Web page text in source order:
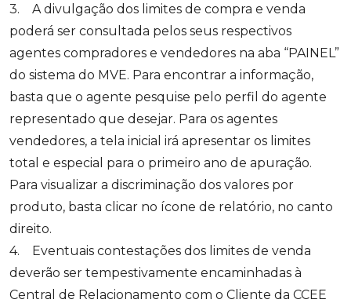
3. A divulgação dos limites de compra e venda
poderá ser consultada pelos seus respectivos
agentes compradores e vendedores na aba “PAINEL”
do sistema do MVE. Para encontrar a informação,
basta que o agente pesquise pelo perfil do agente
representado que desejar. Para os agentes
vendedores, a tela inicial irá apresentar os limites
total e especial para o primeiro ano de apuração.
Para visualizar a discriminação dos valores por
produto, basta clicar no ícone de relatório, no canto
direito.
4. Eventuais contestações dos limites de venda
deverão ser tempestivamente encaminhadas à
Central de Relacionamento com o Cliente da CCEE